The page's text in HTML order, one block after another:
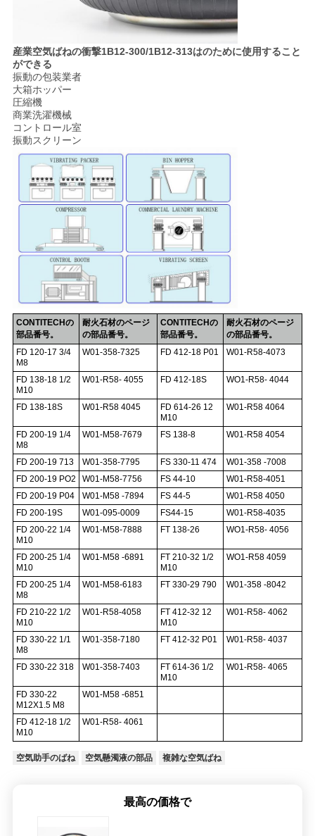
産業空気ばねの衝撃1B12-300/1B12-313はのために使用すること
ができる
振動の包装業者
大箱ホッパー
圧縮機
商業洗濯機械
コントロール室
振動スクリーン
CONTITECHの
部品番号。
耐火石材のページ
の部品番号。
CONTITECHの
部品番号。
耐火石材のページ
の部品番号。
FD 120-17 3/4
M8
W01-358-7325 FD 412-18 P01 W01-R58-4073
FD 138-18 1/2
M10
W01-R58- 4055 FD 412-18S WO1-R58- 4044
FD 138-18S W01-R58 4045
FD 614-26 12
M10
W01-R58 4064
FD 200-19 1/4
M8
W01-M58-7679 FS 138-8 W01-R58 4054
FD 200-19 713 W01-358-7795 FS 330-11 474
W01-358 -7008
FD 200-19 PO2
W01-M58-7756 FS 44-10
W01-R58-4051
FD 200-19 P04
W01-M58 -7894 FS 44-5
W01-R58 4050
FD 200-19S
W01-095-0009 FS44-15
W01-R58-4035
FD 200-22 1/4
M10
W01-M58-7888 FT 138-26 WO1-R58- 4056
FD 200-25 1/4
M10
W01-M58 -6891
FT 210-32 1/2
M10
WO1-R58 4059
FD 200-25 1/4
M8
W01-M58-6183 FT 330-29 790 W01-358 -8042
FD 210-22 1/2
M10
W01-R58-4058
FT 412-32 12
M10
W01-R58- 4062
FD 330-22 1/1
M8
W01-358-7180 FT 412-32 P01 W01-R58- 4037
FD 330-22 318 W01-358-7403
FT 614-36 1/2
M10
W01-R58- 4065
FD 330-22
M12X1.5 M8
W01-M58 -6851
FD 412-18 1/2
M10
W01-R58- 4061
空気助手のばね 空気懸濁液の部品 複雑な空気ばね
最高の価格で